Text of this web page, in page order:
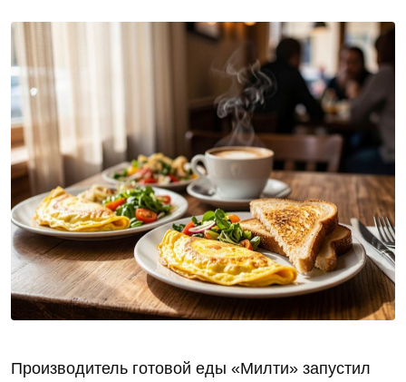
Производитель готовой еды «Милти» запустил